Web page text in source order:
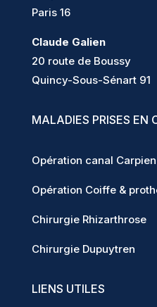
Paris 16
Claude Galien
20 route de Boussy
Quincy-Sous-Sénart 91
MALADIES PRISES EN
Opération canal Carpien
Opération Coiffe &
Chirurgie Rhizarthrose
Chirurgie Dupuytren
LIENS UTILES